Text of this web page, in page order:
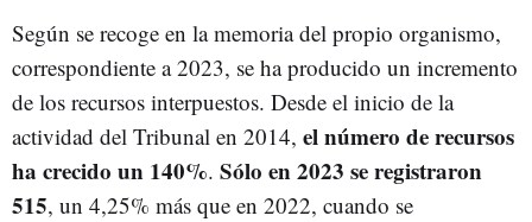
Según se recoge en la memoria del propio organismo,
correspondiente a 2023, se ha producido un incremento
de los recursos interpuestos. Desde el inicio de la
actividad del Tribunal en 2014, el número de recursos
ha crecido un 140%. Sólo en 2023 se registraron
515, un 4,25% más que en 2022, cuando se